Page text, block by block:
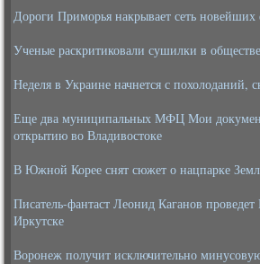
Дороги Приморья накрывает сеть новейших
Ученые раскритиковали сушилки в
Неделя в Украине начнется с похолоданий,
Еще два муниципальных МФЦ Мои
открытию во Владивостоке
В Южной Корее снят сюжет о нацпарке
Писатель-фантаст Леонид Каганов
Иркутске
Воронеж получит исключительно